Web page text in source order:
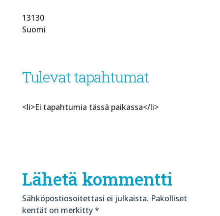
13130
Suomi
Tulevat tapahtumat
<li>Ei tapahtumia tässä paikassa</li>
Lähetä kommentti
Sähköpostiosoitettasi ei julkaista. Pakolliset
kentät on merkitty*